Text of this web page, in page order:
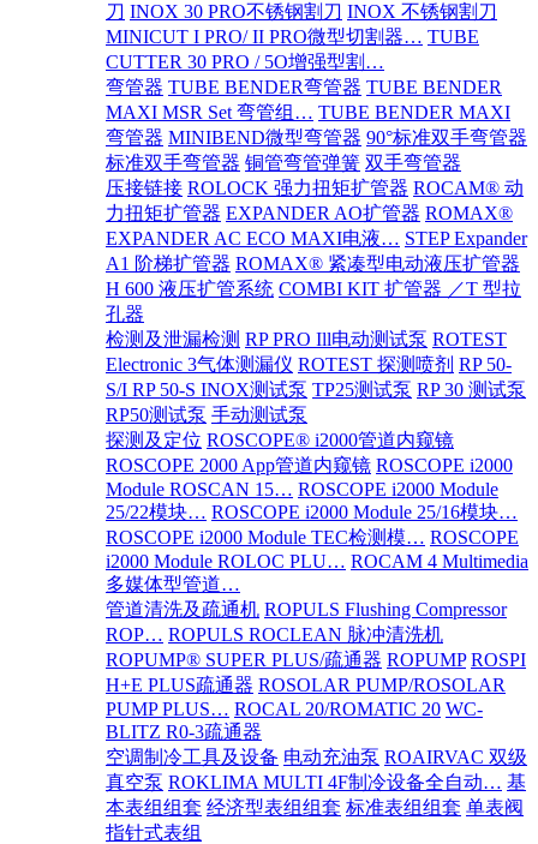
刀 INOX 30 PRO不锈钢割刀 INOX 不锈钢割刀
MINICUT I PRO/ II PRO微型切割器… TUBE
CUTTER 30 PRO / 5O增强型割…
弯管器 TUBE BENDER弯管器 TUBE BENDER
MAXI MSR Set 弯管组… TUBE BENDER MAXI
弯管器 MINIBEND微型弯管器 90°标准双手弯管器
标准双手弯管器 铜管弯管弹簧 双手弯管器
压接链接 ROLOCK 强力扭矩扩管器 ROCAM® 动
力扭矩扩管器 EXPANDER AO扩管器 ROMAX®
EXPANDER AC ECO MAXI电液… STEP Expander
A1 阶梯扩管器 ROMAX® 紧凑型电动液压扩管器
H 600 液压扩管系统 COMBI KIT 扩管器 ／T 型拉
孔器
检测及泄漏检测 RP PRO Ill电动测试泵 ROTEST
Electronic 3气体测漏仪 ROTEST 探测喷剂 RP 50-
S/I RP 50-S INOX测试泵 TP25测试泵 RP 30 测试泵
RP50测试泵 手动测试泵
探测及定位 ROSCOPE® i2000管道内窥镜
ROSCOPE 2000 App管道内窥镜 ROSCOPE i2000
Module ROSCAN 15… ROSCOPE i2000 Module
25/22模块… ROSCOPE i2000 Module 25/16模块…
ROSCOPE i2000 Module TEC检测模… ROSCOPE
i2000 Module ROLOC PLU… ROCAM 4 Multimedia
多媒体型管道…
管道清洗及疏通机 ROPULS Flushing Compressor
ROP… ROPULS ROCLEAN 脉冲清洗机
ROPUMP® SUPER PLUS/疏通器 ROPUMP ROSPI
H+E PLUS疏通器 ROSOLAR PUMP/ROSOLAR
PUMP PLUS… ROCAL 20/ROMATIC 20 WC-
BLITZ R0-3疏通器
空调制冷工具及设备 电动充油泵 ROAIRVAC 双级
真空泵 ROKLIMA MULTI 4F制冷设备全自动… 基
本表组组套 经济型表组组套 标准表组组套 单表阀
指针式表组